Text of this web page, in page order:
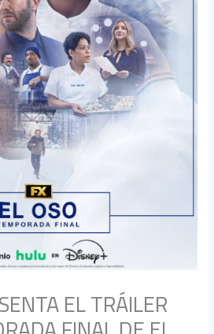
EL TRÁILER